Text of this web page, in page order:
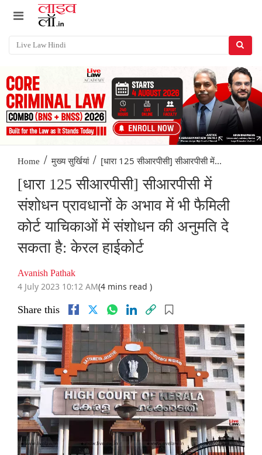
Home / मुख्य सुर्खियां / [धारा 125 सीआरपीसी] सीआरपीसी में...
[धारा 125 सीआरपीसी] सीआरपीसी में
संशोधन प्रावधानों के अभाव में भी फैमिली
कोर्ट याचिकाओं में संशोधन की अनुमति दे
सकता है: केरल हाईकोर्ट
Avanish Pathak
4 July 2023 10:12 AM(4 mins read )
Share this